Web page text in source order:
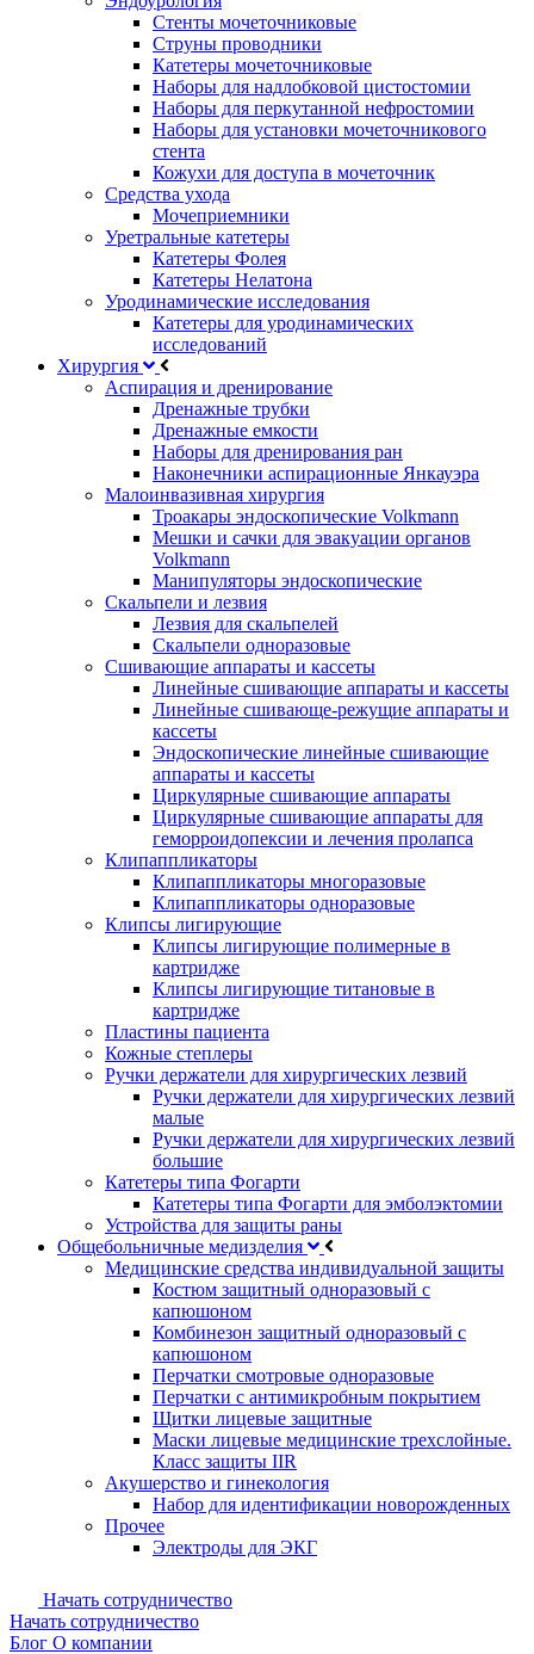
Стенты мочеточниковые
Струны проводники
Катетеры мочеточниковые
Наборы для надлобковой цистостомии
Наборы для перкутанной нефростомии
Наборы для установки мочеточникового
стента
Кожухи для доступа в мочеточник
Средства ухода
Мочеприемники
Уретральные катетеры
Катетеры Фолея
Катетеры Нелатона
Уродинамические исследования
Катетеры для уродинамических
исследований
Хирургия
Аспирация и дренирование
Дренажные трубки
Дренажные емкости
Наборы для дренирования ран
Наконечники аспирационные Янкауэра
Малоинвазивная хирургия
Троакары эндоскопические Volkmann
Мешки и сачки для эвакуации органов
Volkmann
Манипуляторы эндоскопические
Скальпели и лезвия
Лезвия для скальпелей
Скальпели одноразовые
Сшивающие аппараты и кассеты
Линейные сшивающие аппараты и кассеты
Линейные сшивающе-режущие аппараты и
кассеты
Эндоскопические линейные сшивающие
аппараты и кассеты
Циркулярные сшивающие аппараты
Циркулярные сшивающие аппараты для
геморроидопексии и лечения пролапса
Клипаппликаторы
Клипаппликаторы многоразовые
Клипаппликаторы одноразовые
Клипсы лигирующие
Клипсы лигирующие полимерные в
картридже
Клипсы лигирующие титановые в
картридже
Пластины пациента
Кожные степлеры
Ручки держатели для хирургических лезвий
Ручки держатели для хирургических лезвий
малые
Ручки держатели для хирургических лезвий
большие
Катетеры типа Фогарти
Катетеры типа Фогарти для эмболэктомии
Устройства для защиты раны
Общебольничные медизделия
Медицинские средства индивидуальной защиты
Костюм защитный одноразовый с
капюшоном
Комбинезон защитный одноразовый с
капюшоном
Перчатки смотровые одноразовые
Перчатки с антимикробным покрытием
Щитки лицевые защитные
Маски лицевые медицинские трехслойные.
Класс защиты IIR
Акушерство и гинекология
Набор для идентификации новорожденных
Прочее
Электроды для ЭКГ
Начать сотрудничество
Начать сотрудничество
Блог О компании